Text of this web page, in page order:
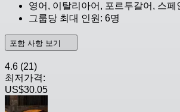
영어, 이탈리아어, 포르투갈어, 스페
그룹당 최대 인원: 6명
포함 사항 보기
4.6 (21)
최저가격:
US$30.05